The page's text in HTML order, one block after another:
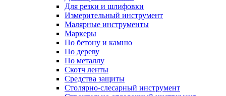
Для резки и шлифовки
Измерительный инструмент
Малярные инструменты
Маркеры
По бетону и камню
По дереву
По металлу
Скотч ленты
Средства защиты
Столярно-слесарный инструмент